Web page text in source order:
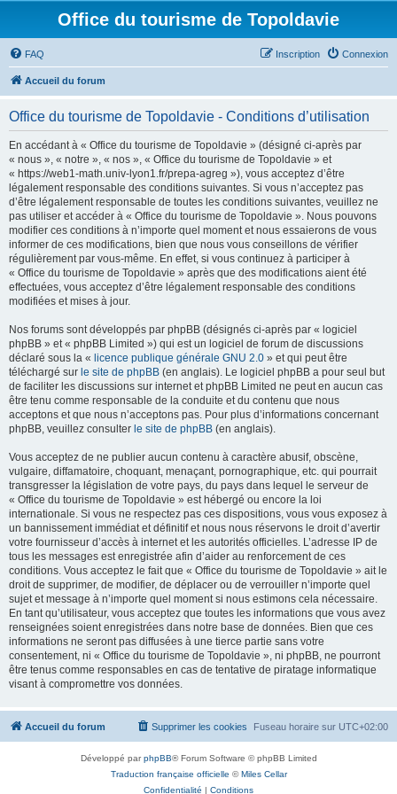
Office du tourisme de Topoldavie
FAQ Connexion
Inscription
Accueil du forum
Office du tourisme de Topoldavie - Conditions d’utilisation
En accédant à « Office du tourisme de Topoldavie » (désigné ci-après par
« nous », « notre », « nos », « Office du tourisme de Topoldavie » et
« https://web1-math.univ-lyon1.fr/prepa-agreg »), vous acceptez d’être
légalement responsable des conditions suivantes. Si vous n’acceptez pas
d’être légalement responsable de toutes les conditions suivantes, veuillez ne
pas utiliser et accéder à « Office du tourisme de Topoldavie ». Nous pouvons
modifier ces conditions à n’importe quel moment et nous essaierons de vous
informer de ces modifications, bien que nous vous conseillons de vérifier
régulièrement par vous-même. En effet, si vous continuez à participer à
« Office du tourisme de Topoldavie » après que des modifications aient été
effectuées, vous acceptez d’être légalement responsable des conditions
modifiées et mises à jour.
Nos forums sont développés par phpBB (désignés ci-après par « logiciel
phpBB » et « phpBB Limited ») qui est un logiciel de forum de discussions
déclaré sous la « licence publique générale GNU 2.0 » et qui peut être
téléchargé sur le site de phpBB (en anglais). Le logiciel phpBB a pour seul but
de faciliter les discussions sur internet et phpBB Limited ne peut en aucun cas
être tenu comme responsable de la conduite et du contenu que nous
acceptons et que nous n’acceptons pas. Pour plus d’informations concernant
phpBB, veuillez consulter le site de phpBB (en anglais).
Vous acceptez de ne publier aucun contenu à caractère abusif, obscène,
vulgaire, diffamatoire, choquant, menaçant, pornographique, etc. qui pourrait
transgresser la législation de votre pays, du pays dans lequel le serveur de
« Office du tourisme de Topoldavie » est hébergé ou encore la loi
internationale. Si vous ne respectez pas ces dispositions, vous vous exposez à
un bannissement immédiat et définitif et nous nous réservons le droit d’avertir
votre fournisseur d’accès à internet et les autorités officielles. L’adresse IP de
tous les messages est enregistrée afin d’aider au renforcement de ces
conditions. Vous acceptez le fait que « Office du tourisme de Topoldavie » ait le
droit de supprimer, de modifier, de déplacer ou de verrouiller n’importe quel
sujet et message à n’importe quel moment si nous estimons cela nécessaire.
En tant qu’utilisateur, vous acceptez que toutes les informations que vous avez
renseignées soient enregistrées dans notre base de données. Bien que ces
informations ne seront pas diffusées à une tierce partie sans votre
consentement, ni « Office du tourisme de Topoldavie », ni phpBB, ne pourront
être tenus comme responsables en cas de tentative de piratage informatique
visant à compromettre vos données.
Accueil du forum Fuseau horaire sur UTC+02:00
Supprimer les cookies
Développé parphpBB® Forum Software © phpBB Limited
Traduction française officielle ©Miles Cellar
Confidentialité | Conditions